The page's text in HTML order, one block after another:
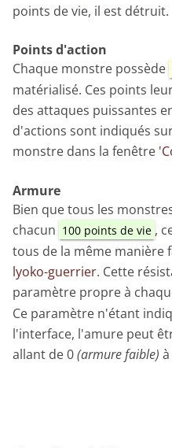
points de vie, il est détruit.
Points d'action
Chaque monstre possède
matérialisé. Ces points
des attaques puissantes
d'actions sont indiqués
monstre dans la fenêtre
Armure
Bien que tous les
chacun 100 points de vie ,
tous de la même manière
lyoko-guerrier. Cette
paramètre propre à
Ce paramètre n'étant
l'interface, l'amure peut
allant de 0(armure faible)